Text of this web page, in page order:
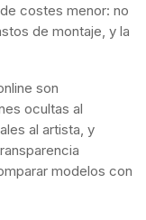
costes menor: no
de montaje, y la
son
ocultas al
al artista, y
modelos con